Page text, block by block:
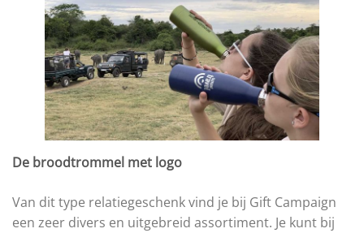
De broodtrommel met logo
Van dit type relatiegeschenk vind je bij Gift Campaign
een zeer divers en uitgebreid assortiment. Je kunt bij